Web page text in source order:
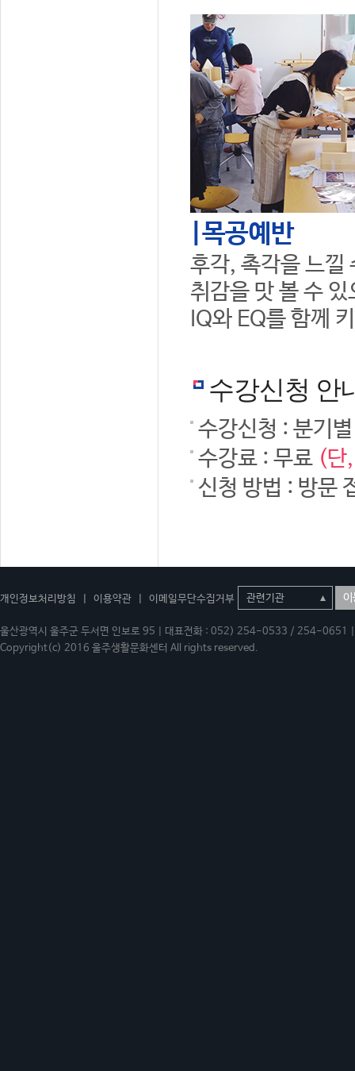
|목공예반
후각, 촉각을 느낄
취감을 맛 볼 수 있
IQ와 EQ를 함께
수강신청 안
수강신청 : 분기
수강료 : 무료 (단
신청 방법 : 방문
개인정보처리방침 이용약관 이메일무단수집거부 이
울산광역시 울주군 두서면 인보로 95 | 대표전화 : 052) 254-0533 / 254-
Copyright(c) 2016 울주생활문화센터 All rights reserved.